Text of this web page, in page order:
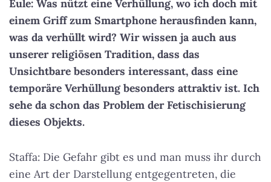
Eule: Was nützt eine Verhüllung, wo ich doch mit
einem Griff zum Smartphone herausfinden kann,
was da verhüllt wird? Wir wissen ja auch aus
unserer religiösen Tradition, dass das
Unsichtbare besonders interessant, dass eine
temporäre Verhüllung besonders attraktiv ist. Ich
sehe da schon das Problem der Fetischisierung
dieses Objekts.
Staffa: Die Gefahr gibt es und man muss ihr durch
eine Art der Darstellung entgegentreten, die